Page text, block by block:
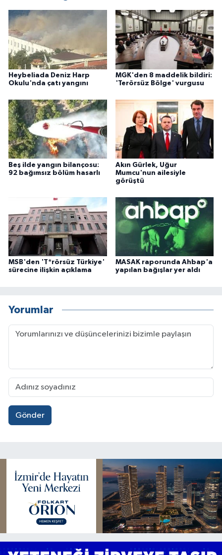
Heybeliada Deniz Harp
Okulu'nda çatı yangını
MGK'den 8 maddelik bildiri:
'Terörsüz Bölge' vurgusu
Beş ilde yangın bilançosu:
92 bağımsız bölüm hasarlı
Akın Gürlek, Uğur
Mumcu'nun ailesiyle
görüştü
MSB'den 'T*rörsüz Türkiye'
sürecine ilişkin açıklama
MASAK raporunda Ahbap'a
yapılan bağışlar yer aldı
Yorumlar
Gönder